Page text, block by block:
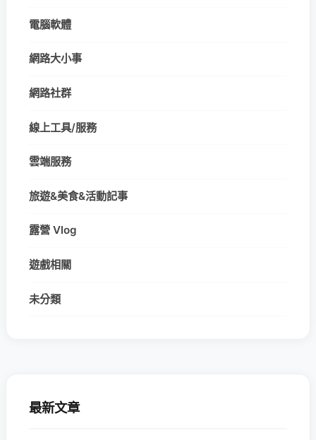
電腦軟體
網路大小事
網路社群
線上工具/服務
雲端服務
旅遊&美食&活動記事
露營 Vlog
遊戲相關
未分類
最新文章